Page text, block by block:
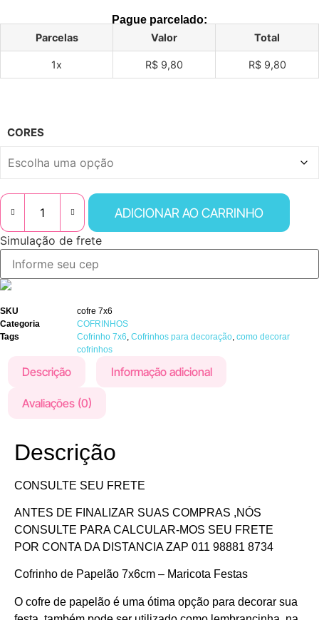
Pague parcelado:
Parcelas
Valor Total
1x R$ 9,80 R$ 9,80
CORES
COFRINHO
7X6
-
10
UNIDADES
-
quantidade
ADICIONAR AO CARRINHO
Simulação de frete
SKU
cofre 7x6
Categoria
COFRINHOS
Tags
Cofrinho 7x6, Cofrinhos para decoração, como decorar
cofrinhos
Descrição Informação adicional
Avaliações (0)
Descrição
CONSULTE SEU FRETE
ANTES DE FINALIZAR SUAS COMPRAS ,NÓS
CONSULTE PARA CALCULAR-MOS SEU FRETE
POR CONTA DA DISTANCIA ZAP 011 98881 8734
Cofrinho de Papelão 7x6cm – Maricota Festas
O cofre de papelão é uma ótima opção para decorar sua